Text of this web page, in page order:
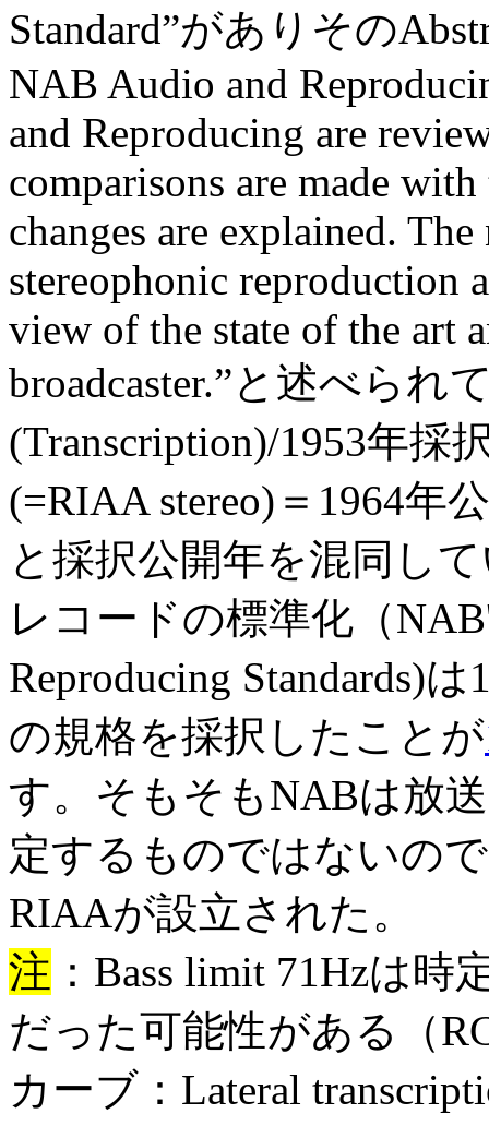
Standard”がありその
NAB Audio and
and Reproducing are
comparisons are made
changes are explained.
stereophonic reproduction
view of the state of the art
broadcaster.”と述べられ
(Transcription)/1953年採
(=RIAA stereo)＝1964年
と採択公開年を混同し
レコードの標準化（
Reproducing Standards)
の規格を採択したことが
す。そもそもNABは放
定するものではないの
RIAAが設立された。
注 ：Bass limit 71Hzは
だった可能性がある（
カーブ：Lateral